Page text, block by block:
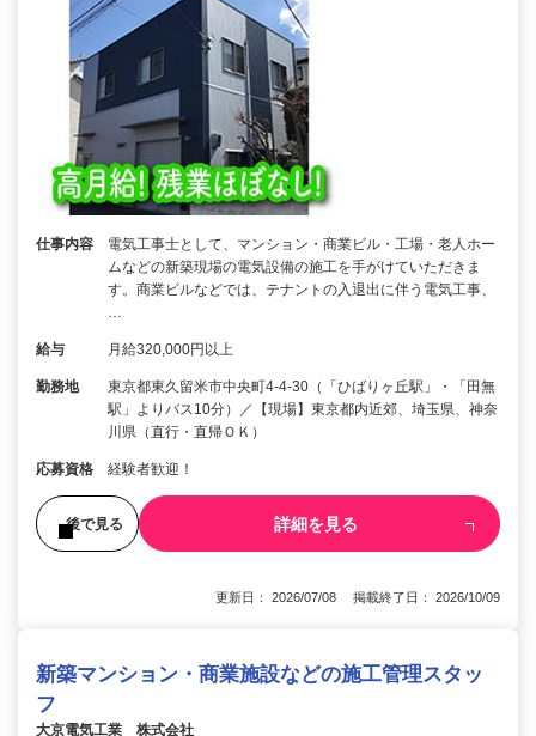
仕事内容
電気工事士として、マンション・商業ビル・工場・老人ホー
ムなどの新築現場の電気設備の施工を手がけていただきま
す。商業ビルなどでは、テナントの入退出に伴う電気工事、
…
給与 月給320,000円以上
勤務地
東京都東久留米市中央町4-4-30（「ひばりヶ丘駅」・「田無
駅」よりバス10分）／【現場】東京都内近郊、埼玉県、神奈
川県（直行・直帰ＯＫ）
応募資格 経験者歓迎！
後で見る 詳細を見る
更新日： 2026/07/08 掲載終了日： 2026/10/09
新築マンション・商業施設などの施工管理スタッ
フ
大京電気工業 株式会社